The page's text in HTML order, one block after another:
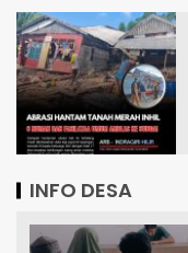
INFO DESA